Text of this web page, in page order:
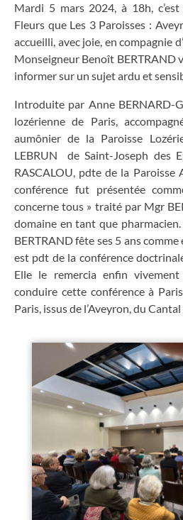
Mardi 5 mars 2024, à 18h,
Fleurs que Les 3 Paroisses :
accueilli, avec joie, en compagnie
Monseigneur Benoît BERTRAND
informer sur un sujet ardu et
Introduite par Anne BERNARD-
lozérienne de Paris,
aumônier de la Paroisse
LEBRUN de Saint-Joseph des
RASCALOU, pdte de la Paroisse
conférence fut présentée
concerne tous » traité par Mgr
domaine en tant que
BERTRAND fête ses 5 ans
est pdt de la conférence
Elle le remercia enfin
conduire cette conférence à
Paris, issus de l’Aveyron, du